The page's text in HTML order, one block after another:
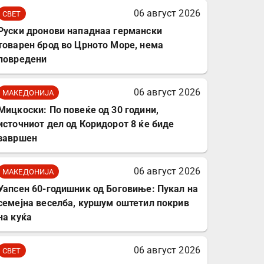
комплет за заштита на
СВЕТ
06 август 2026
дронови нападнаа германски
брод во Црното Море, нема
МАКЕДОНИЈА
06 август 2026
По повеќе од 30 години,
дел од Коридорот 8 ќе биде
МАКЕДОНИЈА
06 август 2026
60-годишник од Боговиње: Пукал на
веселба, куршум оштетил покрив
куќа
СВЕТ
06 август 2026